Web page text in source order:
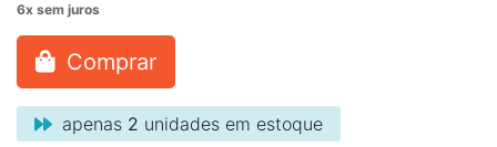
Comprar
apenas 2 unidades em estoque